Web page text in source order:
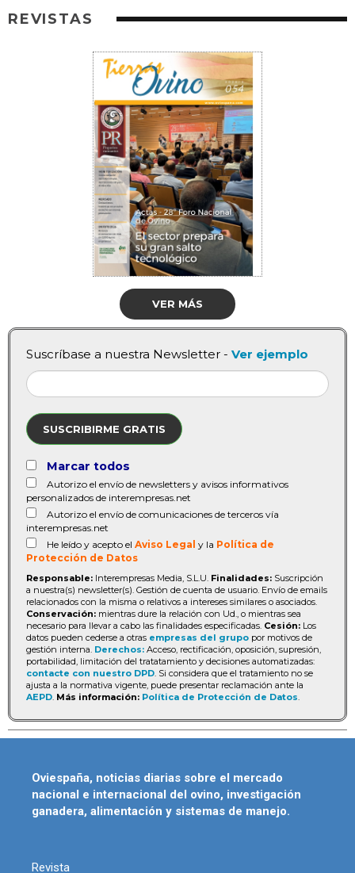
REVISTAS
VER MÁS
Suscríbase a nuestra Newsletter - Ver ejemplo
SUSCRIBIRME GRATIS
Marcar todos
Autorizo el envío de newsletters y avisos informativos
personalizados de interempresas.net
Autorizo el envío de comunicaciones de terceros vía
interempresas.net
He leído y acepto el Aviso Legal y la Política de
Protección de Datos
Responsable: Interempresas Media, S.L.U. Finalidades: Suscripción
a nuestra(s) newsletter(s). Gestión de cuenta de usuario. Envío de emails
relacionados con la misma o relativos a intereses similares o asociados.
Conservación: mientras dure la relación con Ud., o mientras sea
necesario para llevar a cabo las finalidades especificadas. Cesión: Los
datos pueden cederse a otras empresas del grupo por motivos de
gestión interna. Derechos: Acceso, rectificación, oposición, supresión,
portabilidad, limitación del tratatamiento y decisiones automatizadas:
contacte con nuestro DPD . Si considera que el tratamiento no se
ajusta a la normativa vigente, puede presentar reclamación ante la
AEPD Más información: Política de Protección de Datos
Oviespaña, noticias diarias sobre el mercado
nacional e internacional del ovino, investigación
ganadera, alimentación y sistemas de manejo.
Revista